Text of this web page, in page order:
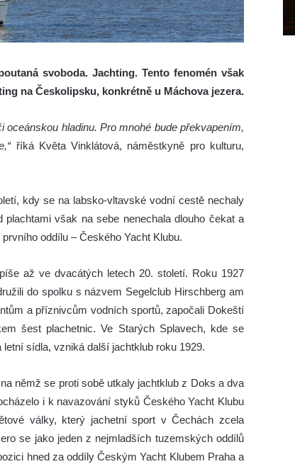
svoboda. Jachting. Tento fenomén však
na Českolipsku, konkrétně u Máchova jezera.
hladinu. Pro mnohé bude překvapením,
říká Květa Vinklátová, náměstkyně pro kulturu,
kdy se na labsko-vltavské vodní cestě nechaly
však na sebe nenechala dlouho čekat a
oddílu – Českého Yacht Klubu.
až ve dvacátých letech 20. století. Roku 1927
do spolku s názvem Segelclub Hirschberg am
a příznivcům vodních sportů, započali Dokeští
šest plachetnic. Ve Starých Splavech, kde se
sídla, vzniká další jachtklub roku 1929.
němž se proti sobě utkaly jachtklub z Doks a dva
i k navazování styků Českého Yacht Klubu
války, který jachetní sport v Čechách zcela
se jako jeden z nejmladších tuzemských oddílů
hned za oddíly Českým Yacht Klubem Praha a